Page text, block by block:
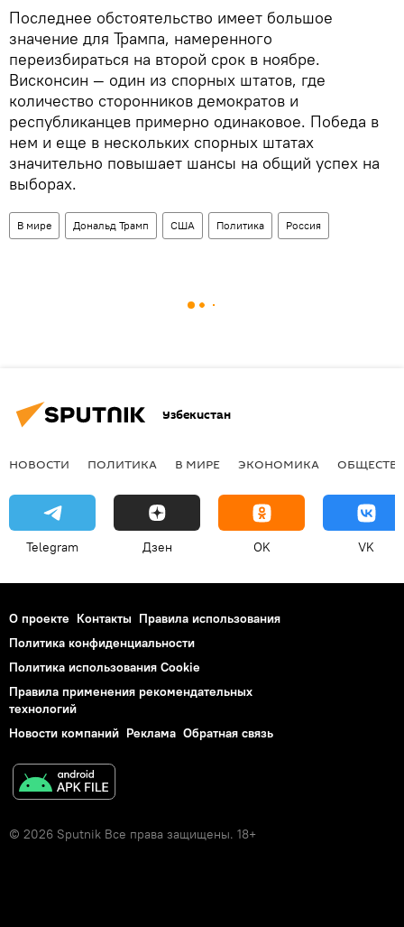
Последнее обстоятельство имеет большое
значение для Трампа, намеренного
переизбираться на второй срок в ноябре.
Висконсин — один из спорных штатов, где
количество сторонников демократов и
республиканцев примерно одинаковое. Победа в
нем и еще в нескольких спорных штатах
значительно повышает шансы на общий успех на
выборах.
В мире Дональд Трамп США Политика Россия
Узбекистан
НОВОСТИ ПОЛИТИКА В МИРЕ ЭКОНОМИКА
Telegram Дзен OK VK
О проекте Контакты Правила использования
Политика конфиденциальности
Политика использования Cookie
Правила применения рекомендательных
технологий
Новости компаний Реклама Обратная связь
© 2026 Sputnik Все права защищены. 18+